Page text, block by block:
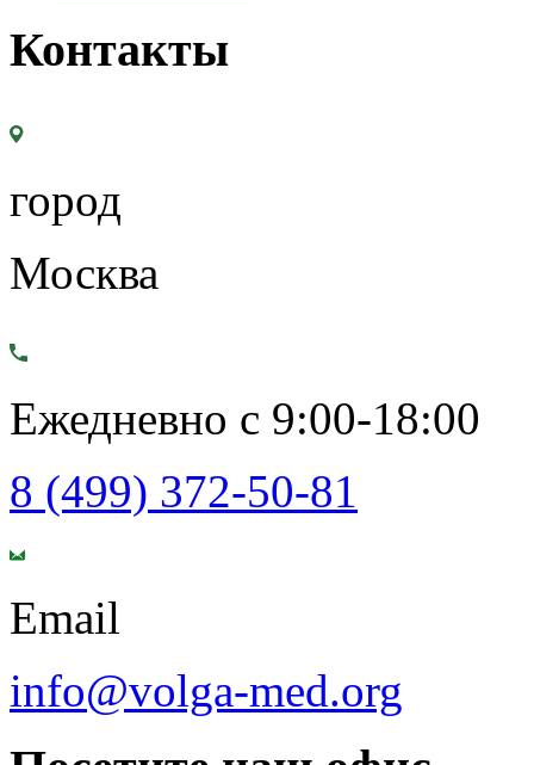
Контакты
город
Москва
Ежедневно с 9:00-18:00
8 (499) 372-50-81
Email
info@volga-med.org